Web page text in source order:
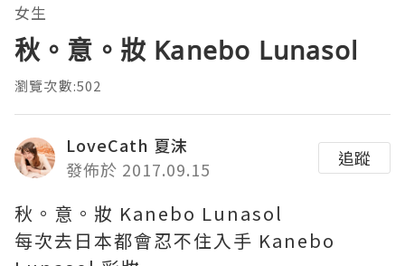
女生
秋。意。妝 Kanebo Lunasol
瀏覽次數:502
LoveCath 夏沫
發佈於 2017.09.15
追蹤
秋。意。妝 Kanebo Lunasol
每次去日本都會忍不住入手 Kanebo